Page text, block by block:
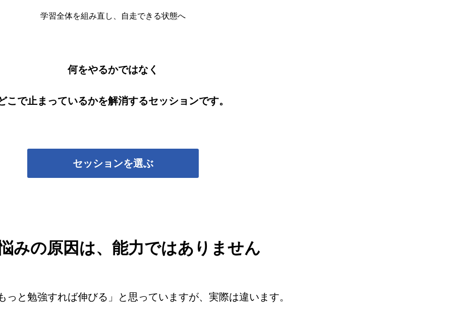
学習全体を組み直し、自走できる状態へ
何をやるかではなく
こで止まっているかを解消するセッションです。
セッションを選ぶ
みの原因は、能力ではありません
っと勉強すれば伸びる」と思っていますが、実際は違います。